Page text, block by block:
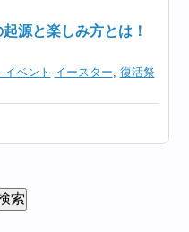
源と楽しみ方とは！
ベント イースター, 復活祭